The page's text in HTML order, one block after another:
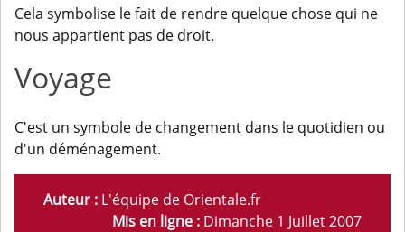
Cela symbolise le fait de rendre quelque chose qui ne
nous appartient pas de droit.
Voyage
C'est un symbole de changement dans le quotidien ou
d'un déménagement.
Auteur : L'équipe de Orientale.fr
Mis en ligne : Dimanche 1 Juillet 2007